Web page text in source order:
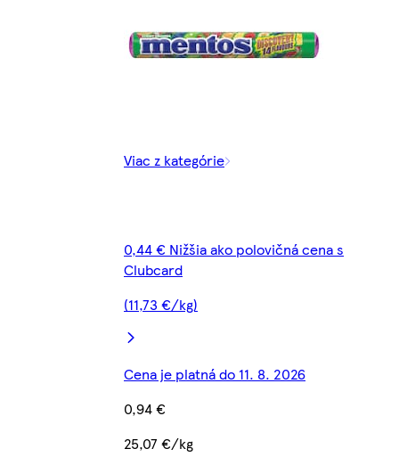
Viac z kategórie
0,44 € Nižšia ako polovičná cena s
Clubcard
(11,73 €/kg)
Cena je platná do 11. 8. 2026
0,94 €
25,07 €/kg